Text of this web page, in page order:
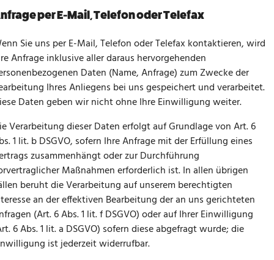
per E-Mail, Telefon oder Telefax
Sie uns per E-Mail, Telefon oder Telefax kontaktieren, wird
Anfrage inklusive aller daraus hervorgehenden
Daten (Name, Anfrage) zum Zwecke der
Ihres Anliegens bei uns gespeichert und verarbeitet.
Daten geben wir nicht ohne Ihre Einwilligung weiter.
Verarbeitung dieser Daten erfolgt auf Grundlage von Art. 6
1 lit. b DSGVO, sofern Ihre Anfrage mit der Erfüllung eines
zusammenhängt oder zur Durchführung
Maßnahmen erforderlich ist. In allen übrigen
beruht die Verarbeitung auf unserem berechtigten
an der effektiven Bearbeitung der an uns gerichteten
(Art. 6 Abs. 1 lit. f DSGVO) oder auf Ihrer Einwilligung
6 Abs. 1 lit. a DSGVO) sofern diese abgefragt wurde; die
ist jederzeit widerrufbar.